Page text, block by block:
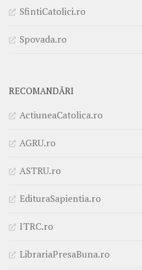
SfintiCatolici.ro
Spovada.ro
RECOMANDĂRI
ActiuneaCatolica.ro
AGRU.ro
ASTRU.ro
EdituraSapientia.ro
ITRC.ro
LibrariaPresaBuna.ro